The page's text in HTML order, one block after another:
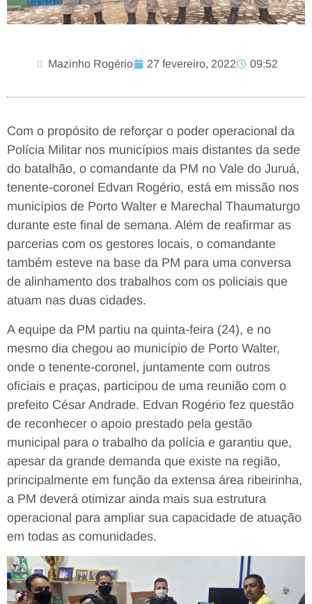
Mazinho Rogério 27 fevereiro, 2022 09:52
Com o propósito de reforçar o poder operacional da
Polícia Militar nos municípios mais distantes da sede
do batalhão, o comandante da PM no Vale do Juruá,
tenente-coronel Edvan Rogério, está em missão nos
municípios de Porto Walter e Marechal Thaumaturgo
durante este final de semana. Além de reafirmar as
parcerias com os gestores locais, o comandante
também esteve na base da PM para uma conversa
de alinhamento dos trabalhos com os policiais que
atuam nas duas cidades.
A equipe da PM partiu na quinta-feira (24), e no
mesmo dia chegou ao município de Porto Walter,
onde o tenente-coronel, juntamente com outros
oficiais e praças, participou de uma reunião com o
prefeito César Andrade. Edvan Rogério fez questão
de reconhecer o apoio prestado pela gestão
municipal para o trabalho da polícia e garantiu que,
apesar da grande demanda que existe na região,
principalmente em função da extensa área ribeirinha,
a PM deverá otimizar ainda mais sua estrutura
operacional para ampliar sua capacidade de atuação
em todas as comunidades.